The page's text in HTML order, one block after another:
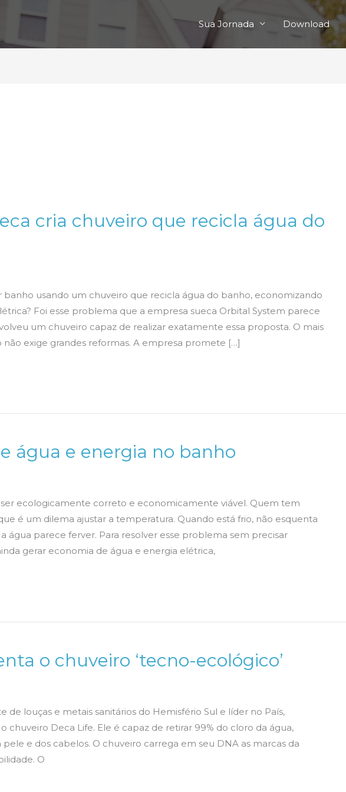
Sua Jornada Download
cria chuveiro que recicla água do
banho usando um chuveiro que recicla água do banho, economizando
Foi esse problema que a empresa sueca Orbital System parece
um chuveiro capaz de realizar exatamente essa proposta. O mais
não exige grandes reformas. A empresa promete […]
água e energia no banho
ecologicamente correto e economicamente viável. Quem tem
é um dilema ajustar a temperatura. Quando está frio, não esquenta
água parece ferver. Para resolver esse problema sem precisar
gerar economia de água e energia elétrica,
o chuveiro ‘tecno-ecológico’
de louças e metais sanitários do Hemisfério Sul e líder no País,
chuveiro Deca Life. Ele é capaz de retirar 99% do cloro da água,
e dos cabelos. O chuveiro carrega em seu DNA as marcas da
O